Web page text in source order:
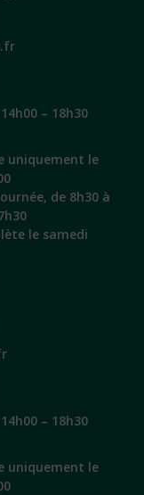
– 18h30
uniquement le
de 8h30 à
le samedi
– 18h30
uniquement le